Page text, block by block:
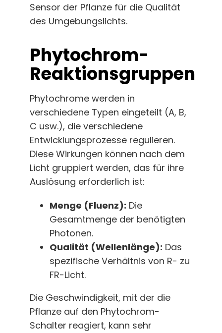
Sensor der Pflanze für die Qualität
des Umgebungslichts.
Phytochrom-
Reaktionsgruppen
Phytochrome werden in
verschiedene Typen eingeteilt (A, B,
C usw.), die verschiedene
Entwicklungsprozesse regulieren.
Diese Wirkungen können nach dem
Licht gruppiert werden, das für ihre
Auslösung erforderlich ist:
Menge (Fluenz): Die
Gesamtmenge der benötigten
Photonen.
Qualität (Wellenlänge): Das
spezifische Verhältnis von R- zu
FR-Licht.
Die Geschwindigkeit, mit der die
Pflanze auf den Phytochrom-
Schalter reagiert, kann sehr